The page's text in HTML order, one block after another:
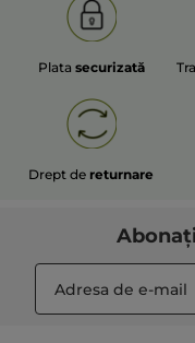
Plata securizată
Drept de returnare